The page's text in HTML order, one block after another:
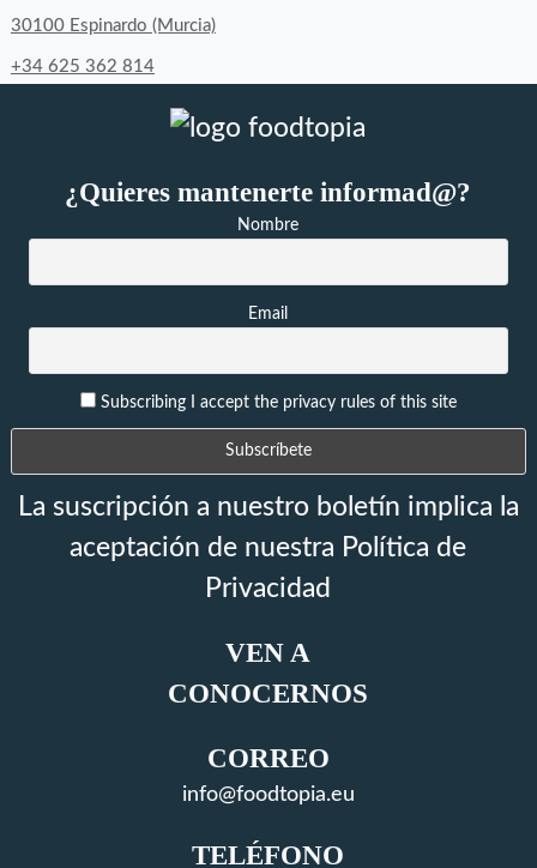
30100 Espinardo (Murcia)
+34 625 362 814
¿Quieres mantenerte informad@?
Nombre
Email
Subscribing I accept the privacy rules of this site
La suscripción a nuestro boletín implica la
aceptación de nuestra Política de
Privacidad
VEN A
CONOCERNOS
CORREO
info@foodtopia.eu
TELÉFONO